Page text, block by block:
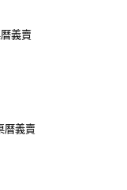
義賣
曆義賣